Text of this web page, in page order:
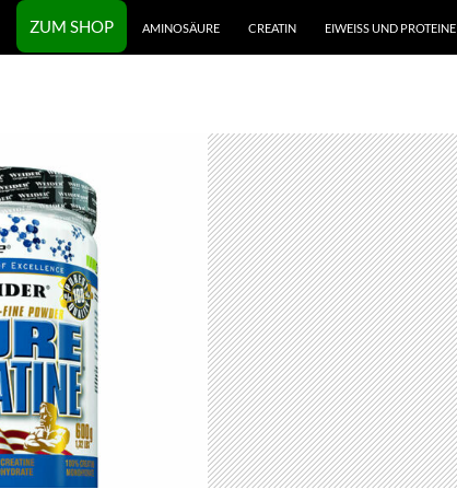
ZUM SHOP AMINOSÄURE CREATIN EIWEISS UND PROTEINE